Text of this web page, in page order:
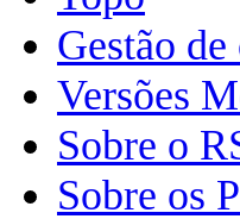
Gestão
Versões
Sobre o
Sobre os